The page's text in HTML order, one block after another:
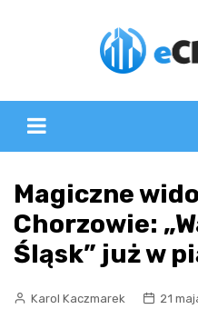
Magiczne
Chorzowie:
Śląsk” już w
Karol Kaczmarek
21